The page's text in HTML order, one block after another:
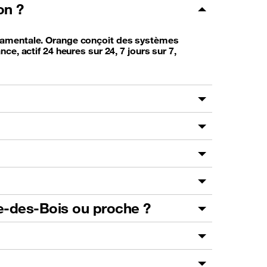
?
Orange conçoit des systèmes
actif 24 heures sur 24, 7 jours sur 7,
des-Bois ou proche ?